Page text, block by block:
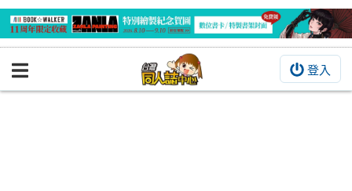
登入
BOOKY書集倉庫